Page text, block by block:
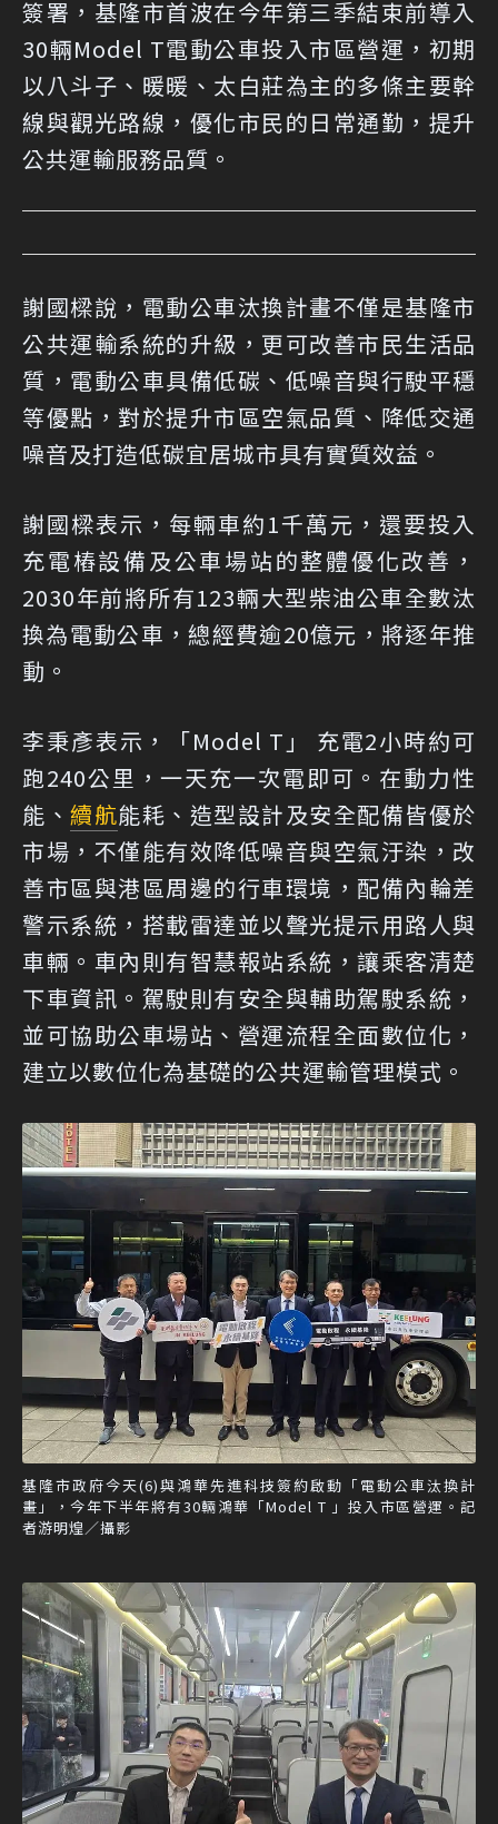
簽署，基隆市首波在今年第三季結束前導入
30輛Model T電動公車投入市區營運，初期
以八斗子、暖暖、太白莊為主的多條主要幹
線與觀光路線，優化市民的日常通勤，提升
公共運輸服務品質。
謝國樑說，電動公車汰換計畫不僅是基隆市
公共運輸系統的升級，更可改善市民生活品
質，電動公車具備低碳、低噪音與行駛平穩
等優點，對於提升市區空氣品質、降低交通
噪音及打造低碳宜居城市具有實質效益。
謝國樑表示，每輛車約1千萬元，還要投入
充電樁設備及公車場站的整體優化改善，
2030年前將所有123輛大型柴油公車全數汰
換為電動公車，總經費逾20億元，將逐年推
動。
李秉彥表示，「Model T」 充電2小時約可
跑240公里，一天充一次電即可。在動力性
能、 續航能耗、造型設計及安全配備皆優於
市場，不僅能有效降低噪音與空氣汙染，改
善市區與港區周邊的行車環境，配備內輪差
警示系統，搭載雷達並以聲光提示用路人與
車輛。車內則有智慧報站系統，讓乘客清楚
下車資訊。駕駛則有安全與輔助駕駛系統，
並可協助公車場站、營運流程全面數位化，
建立以數位化為基礎的公共運輸管理模式。
基隆市政府今天(6)與鴻華先進科技簽約啟動「電動公車汰換計
畫」，今年下半年將有30輛鴻華「Model T 」投入市區營運。記
者游明煌／攝影